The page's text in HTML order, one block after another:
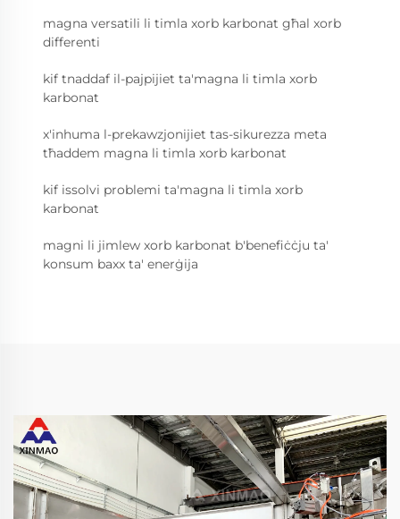
magna versatili li timla xorb karbonat għal xorb
differenti
kif tnaddaf il-pajpijiet ta'magna li timla xorb
karbonat
x'inhuma l-prekawzjonijiet tas-sikurezza meta
tħaddem magna li timla xorb karbonat
kif issolvi problemi ta'magna li timla xorb
karbonat
magni li jimlew xorb karbonat b'benefiċċju ta'
konsum baxx ta' enerġija